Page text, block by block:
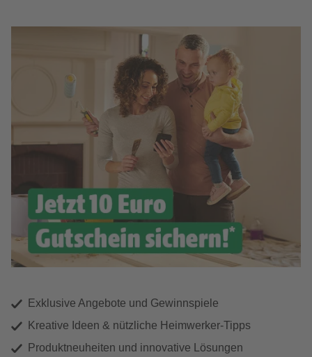
Exklusive Angebote und Gewinnspiele
Kreative Ideen & nützliche Heimwerker-Tipps
Produktneuheiten und innovative Lösungen